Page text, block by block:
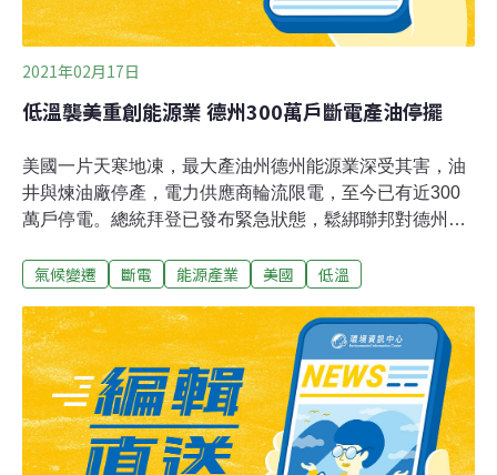
2021年02月17日
低溫襲美重創能源業 德州300萬戶斷電產油停擺
美國一片天寒地凍，最大產油州德州能源業深受其害，油
井與煉油廠停產，電力供應商輪流限電，至今已有近300
萬戶停電。總統拜登已發布緊急狀態，鬆綁聯邦對德州的
煉油廠的所在地，但西德州頁岩油重鎮米德蘭
寫下32年新低，辦公室與公司都因此停擺。氣溫明天（17
日）預料會稍微攀升到零度以上。德州能源主管機關今天
表示：「一些產油商，特別是二疊紀盆地（Permian
Basin）與狹長地帶（Panhandle）的油商，正經歷前所未
見的極凍狀態，不僅對員工安危帶來疑慮，也影響生
產。」消息人士表示，莫帝瓦公司（Motiva Enterprises
氣候變遷 斷電 能源產業 美國 低溫